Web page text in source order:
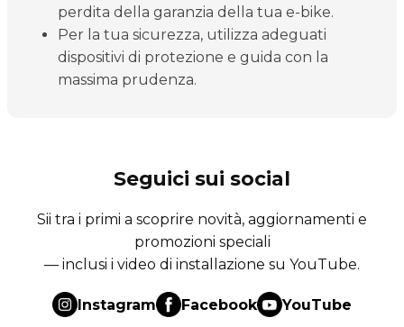
perdita della garanzia della tua e-bike.
Per la tua sicurezza, utilizza adeguati
dispositivi di protezione e guida con la
massima prudenza.
Seguici sui social
Sii tra i primi a scoprire novità, aggiornamenti e
promozioni speciali
— inclusi i video di installazione su YouTube.
Instagram Facebook YouTube